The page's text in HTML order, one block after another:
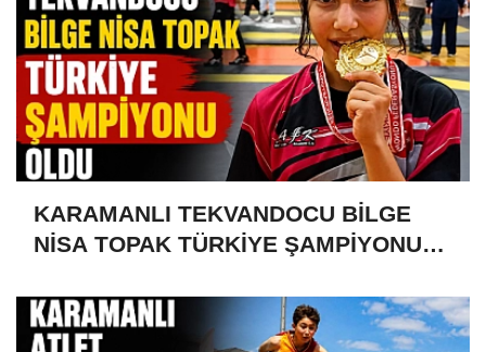
KARAMANLI TEKVANDOCU BİLGE
NİSA TOPAK TÜRKİYE ŞAMPİYONU